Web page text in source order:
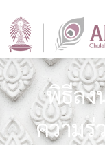
พิธีลง
ความร่